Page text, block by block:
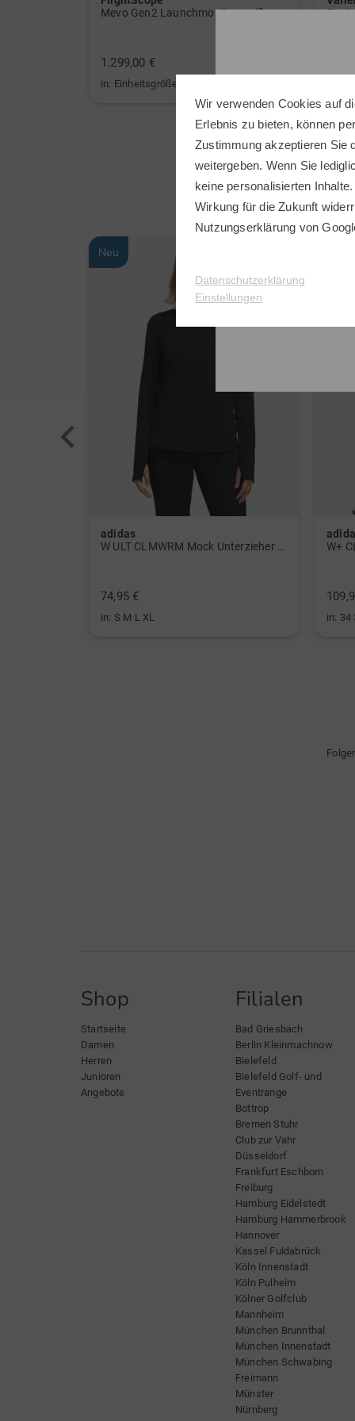
Mevo Gen2 Launchmonitor weiß
1.299,00 €
in: Einheitsgröße
Neu
adidas
W ULT CLMWRM Mock Unterzieher schwarz
74,95 €
in: S M L XL
W+
in: 34
Shop
Startseite
Damen
Herren
Junioren
Angebote
Filialen
Bad Griesbach
Berlin Kleinmachnow
Bielefeld
Bielefeld Golf- und
Eventrange
Bottrop
Bremen Stuhr
Club zur Vahr
Düsseldorf
Frankfurt Eschborn
Freiburg
Hamburg Eidelstedt
Hamburg Hammerbrook
Hannover
Kassel Fuldabrück
Köln Innenstadt
Köln Pulheim
Kölner Golfclub
Mannheim
München Brunnthal
München Innenstadt
München Schwabing
Freimann
Münster
Nürnberg
Wir verwenden Cookies auf
Erlebnis zu bieten, können
Zustimmung akzeptieren Sie
weitergeben. Wenn Sie
keine personalisierten
Wirkung für die Zukunft
Nutzungserklärung von
Datenschutzerklärung
Einstellungen